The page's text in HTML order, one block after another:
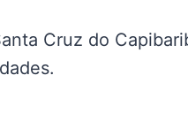
Cruz do